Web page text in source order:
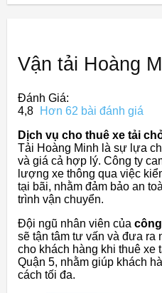
Vận tải Hoàng
Đánh Giá:
4,8
Hơn 62 bài đánh giá
Dịch vụ cho thuê xe tải
Tải Hoàng Minh là sự lựa
và giá cả hợp lý. Công ty
lượng xe thông qua việc
tại bãi, nhằm đảm bảo an
trình vận chuyển.
Đội ngũ nhân viên của
sẽ tận tâm tư vấn và đưa ra
cho khách hàng khi thuê xe
Quận 5, nhằm giúp khách
cách tối đa.